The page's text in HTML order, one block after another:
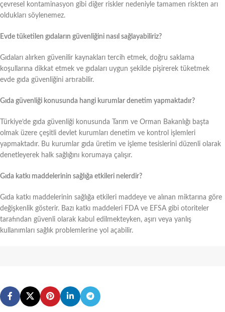
çevresel kontaminasyon gibi diğer riskler nedeniyle tamamen riskten arı
oldukları söylenemez.
Evde tüketilen gıdaların güvenliğini nasıl sağlayabiliriz?
Gıdaları alırken güvenilir kaynakları tercih etmek, doğru saklama
koşullarına dikkat etmek ve gıdaları uygun şekilde pişirerek tüketmek
evde gıda güvenliğini artırabilir.
Gıda güvenliği konusunda hangi kurumlar denetim yapmaktadır?
Türkiye’de gıda güvenliği konusunda Tarım ve Orman Bakanlığı başta
olmak üzere çeşitli devlet kurumları denetim ve kontrol işlemleri
yapmaktadır. Bu kurumlar gıda üretim ve işleme tesislerini düzenli olarak
denetleyerek halk sağlığını korumaya çalışır.
Gıda katkı maddelerinin sağlığa etkileri nelerdir?
Gıda katkı maddelerinin sağlığa etkileri maddeye ve alınan miktarına göre
değişkenlik gösterir. Bazı katkı maddeleri FDA ve EFSA gibi otoriteler
tarafından güvenli olarak kabul edilmekteyken, aşırı veya yanlış
kullanımları sağlık problemlerine yol açabilir.